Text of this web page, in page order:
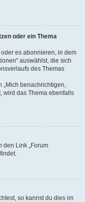
oder ein Thema
es abonnieren, in dem
auswählst, die sich
des Themas
„Mich benachrichtigen,
wird das Thema ebenfalls
den Link „Forum
so kannst du dies im